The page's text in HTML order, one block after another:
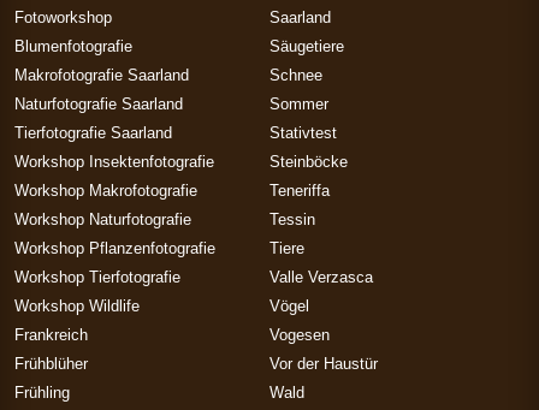
Fotoworkshop
Blumenfotografie
Makrofotografie Saarland
Naturfotografie Saarland
Tierfotografie Saarland
Workshop Insektenfotografie
Workshop Makrofotografie
Workshop Naturfotografie
Workshop Pflanzenfotografie
Workshop Tierfotografie
Workshop Wildlife
Frankreich
Frühblüher
Frühling
Saarland
Säugetiere
Schnee
Sommer
Stativtest
Steinböcke
Teneriffa
Tessin
Tiere
Valle Verzasca
Vögel
Vogesen
Vor der Haustür
Wald